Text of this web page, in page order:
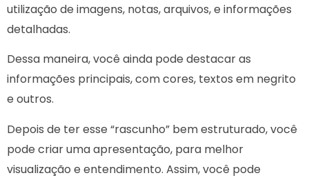
utilização de imagens, notas, arquivos, e informações
detalhadas.
Dessa maneira, você ainda pode destacar as
informações principais, com cores, textos em negrito
e outros.
Depois de ter esse “rascunho” bem estruturado, você
pode criar uma apresentação, para melhor
visualização e entendimento. Assim, você pode